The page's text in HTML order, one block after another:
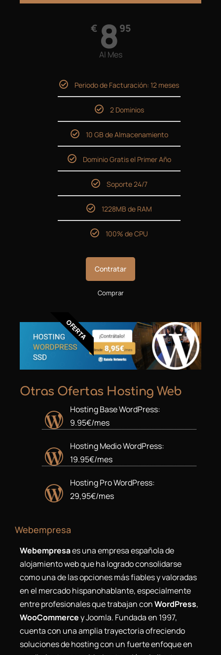
€ 895
Al Mes
Periodo de Facturación: 12 meses
2 Dominios
10 GB de Almacenamiento
Dominio Gratis el Primer Año
Soporte 24/7
1228MB de RAM
100% de CPU
Contratar
Comprar
OFERTA
Otras Ofertas Hosting Web
Hosting Base WordPress:
9.95€/mes
Hosting Medio WordPress:
19.95€/mes
Hosting Pro WordPress:
29,95€/mes
Webempresa
Webempresaes una empresa española de
alojamiento web que ha logrado consolidarse
como una de las opciones más fiables y valoradas
en el mercado hispanohablante, especialmente
entre profesionales que trabajan conWordPress,
WooCommercey Joomla. Fundada en 1997,
cuenta con una amplia trayectoria ofreciendo
soluciones de hosting con un fuerte enfoque en